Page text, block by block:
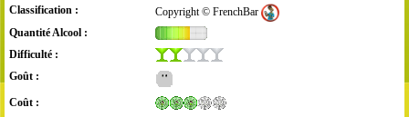
Classification :
Copyright © FrenchBar
Quantité Alcool :
Difficulté :
Goût :
Coût :